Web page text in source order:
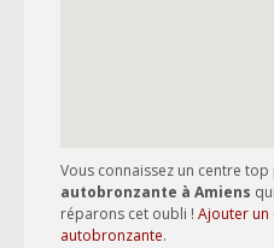
Vous connaissez un centre
autobronzante à Amiens
réparons cet oubli ! Ajouter un
autobronzante.